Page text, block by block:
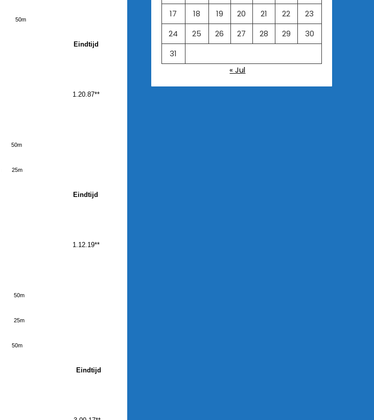
50m
Eindtijd
1.20.87**
50m
25m
Eindtijd
1.12.19**
50m
25m
50m
Eindtijd
17
18 19 20 21 22
23
24
25 26 27 28 29
30
31
« Jul